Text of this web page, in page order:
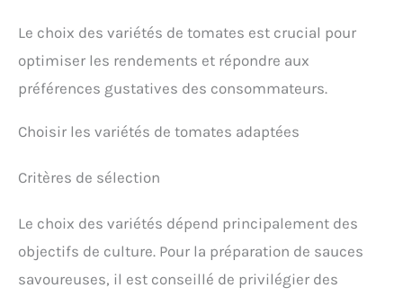
Le choix des variétés de tomates est crucial pour
optimiser les rendements et répondre aux
préférences gustatives des consommateurs.
Choisir les variétés de tomates adaptées
Critères de sélection
Le choix des variétés dépend principalement des
objectifs de culture. Pour la préparation de sauces
savoureuses, il est conseillé de privilégier des